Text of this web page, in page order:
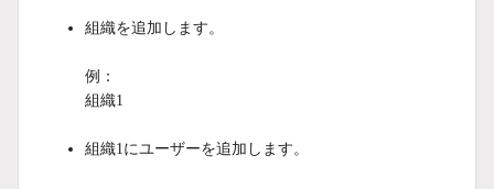
組織を追加します。
例：
組織1
組織1にユーザーを追加します。